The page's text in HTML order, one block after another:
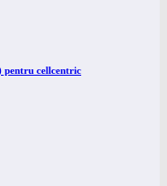
pentru cellcentric